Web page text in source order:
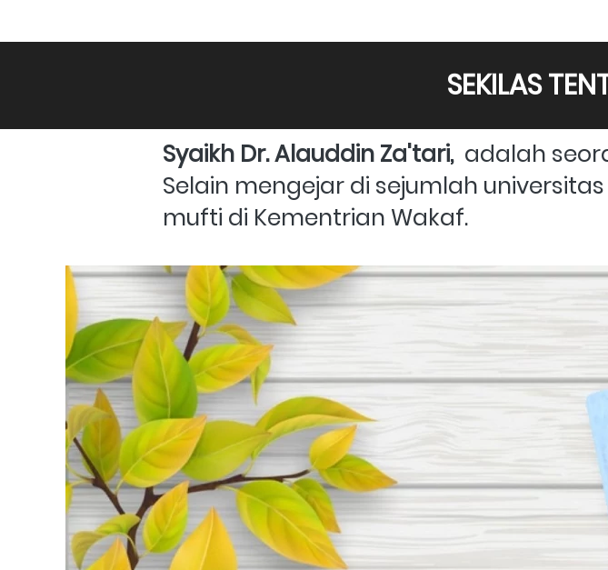
SEKILAS
Syaikh Dr. Alauddin Za'tari, adalah
Selain mengejar di sejumlah
mufti di Kementrian Wakaf.